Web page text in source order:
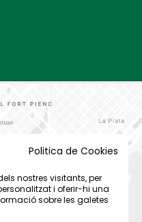
Politica de Cookies
nostres visitants, per
i oferir-hi una
sobre les galetes